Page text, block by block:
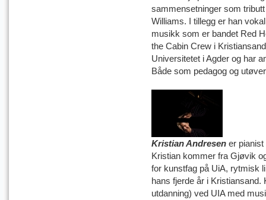
sammensetninger som
Williams. I tillegg er han
musikk som er bandet Red
the Cabin Crew i
Universitetet i Agder og har
Både som pedagog og utøver
Kristian Andresen er
Kristian kommer fra Gjøvik
for kunstfag på UiA, rytmisk
hans fjerde år i
utdanning) ved UIA med